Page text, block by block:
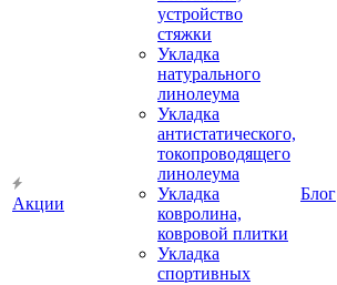
Акции
устройство
стяжки
Укладка
натурального
линолеума
Укладка
антистатического,
токопроводящего
линолеума
Укладка
ковролина,
ковровой плитки
Укладка
спортивных
Блог